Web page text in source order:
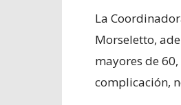
La
Morseletto,
mayores de
complicación,